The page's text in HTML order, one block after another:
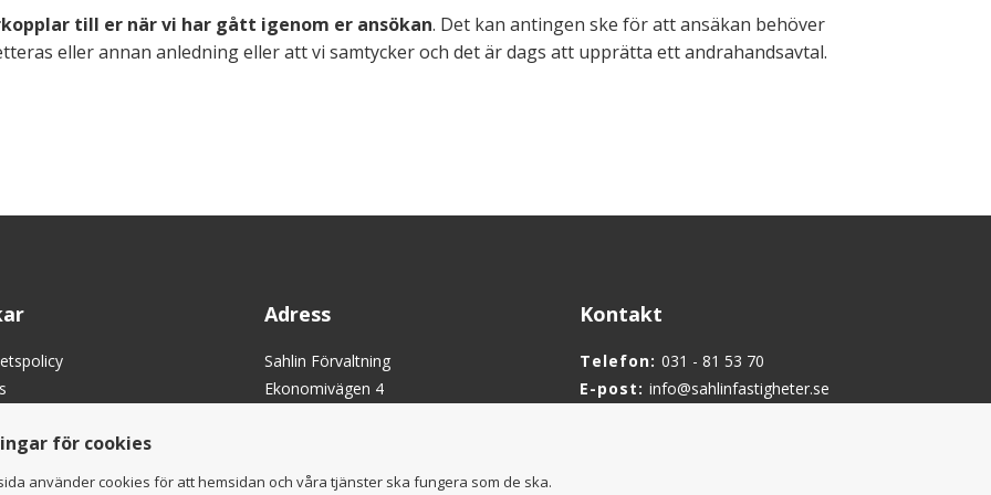
till er när vi har gått igenom er ansökan. Det kan antingen ske för att ansäkan behöver
eller annan anledning eller att vi samtycker och det är dags att upprätta ett andrahandsavtal.
Veddökilen
Adress
Sahlin Förvaltning
Ekonomivägen 4
Kontakt
Telefon: 031 - 81 53 70
E-post: info@sahlinfastigheter.se
för cookies
använder cookies för att hemsidan och våra tjänster ska fungera som de ska.